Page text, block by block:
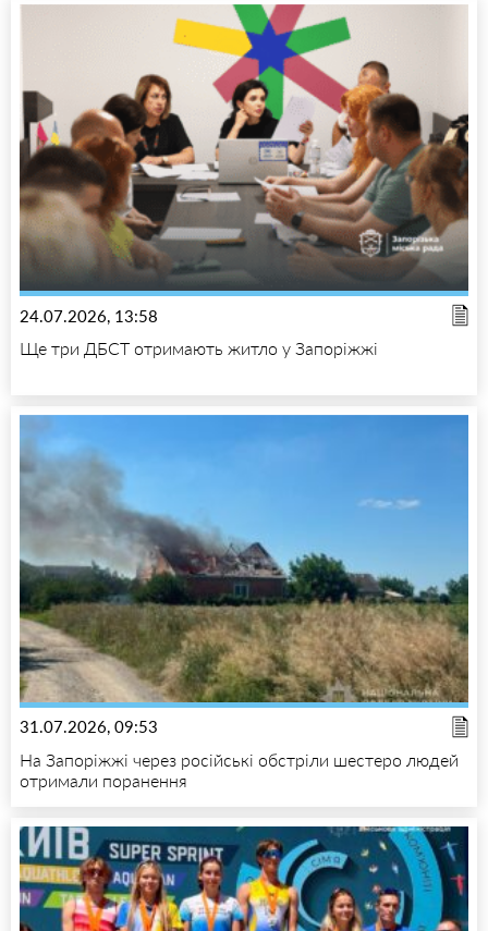
24.07.2026, 13:58
Ще три ДБСТ отримають житло у Запоріжжі
31.07.2026, 09:53
На Запоріжжі через російські обстріли шестеро людей
отримали поранення